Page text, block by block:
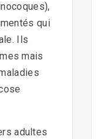
qui
Ils
mais
adultes